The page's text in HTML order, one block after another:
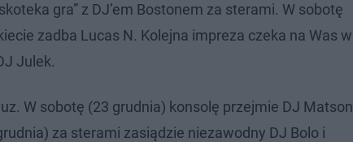
gra” z DJ’em Bostonem za sterami. W sobotę
zadba Lucas N. Kolejna impreza czeka na Was w
Julek.
W sobotę (23 grudnia) konsolę przejmie DJ Matson
za sterami zasiądzie niezawodny DJ Bolo i